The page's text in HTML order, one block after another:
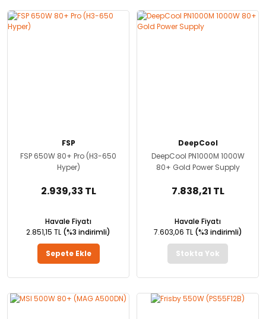
FSP
FSP 650W 80+ Pro (H3-650
Hyper)
2.939,33 TL
Havale Fiyatı
2.851,15 TL (%3 indirimli)
Sepete Ekle
DeepCool
DeepCool PN1000M 1000W
80+ Gold Power Supply
7.838,21 TL
Havale Fiyatı
7.603,06 TL (%3 indirimli)
Stokta Yok